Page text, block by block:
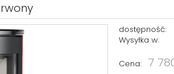
dostępność:
Wysyłka w:
Cena: 7